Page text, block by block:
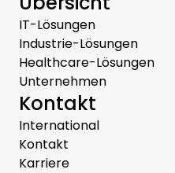
IT-Lösungen
Industrie-Lösungen
Healthcare-Lösungen
Unternehmen
Kontakt
International
Kontakt
Karriere